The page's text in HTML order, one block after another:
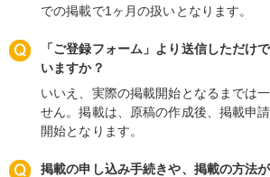
での掲載で1ヶ月の扱いとなります。
「ご登録フォーム」より送信しただけ
いますか？
いいえ、実際の掲載開始となるまでは
せん。掲載は、原稿の作成後、掲載申
開始となります。
掲載の申し込み手続きや、掲載の方法